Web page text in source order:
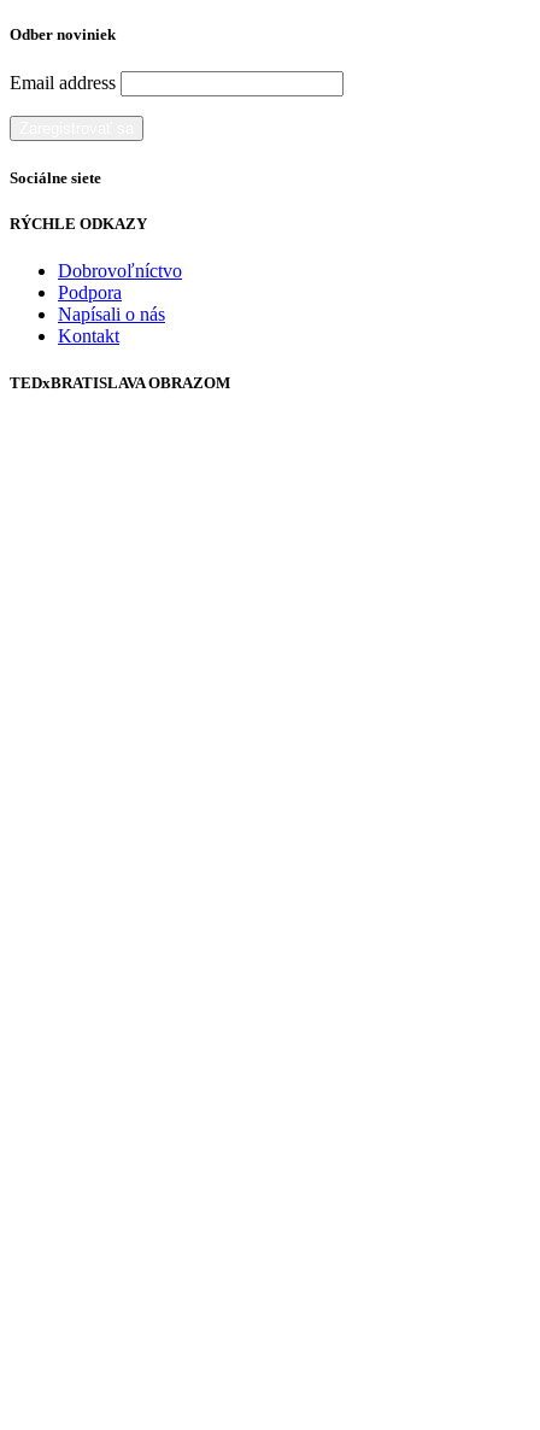
Odber noviniek
Email address
Sociálne siete
RÝCHLE ODKAZY
Dobrovoľníctvo
Podpora
Napísali o nás
Kontakt
TEDxBRATISLAVA OBRAZOM